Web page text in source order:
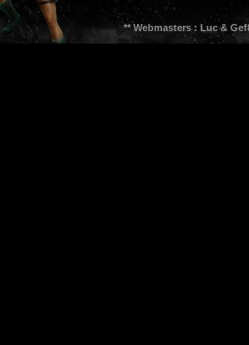
** Webmasters : Luc &